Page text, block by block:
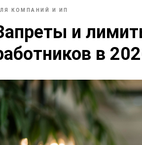
КОМПАНИЙ И ИП
и
в